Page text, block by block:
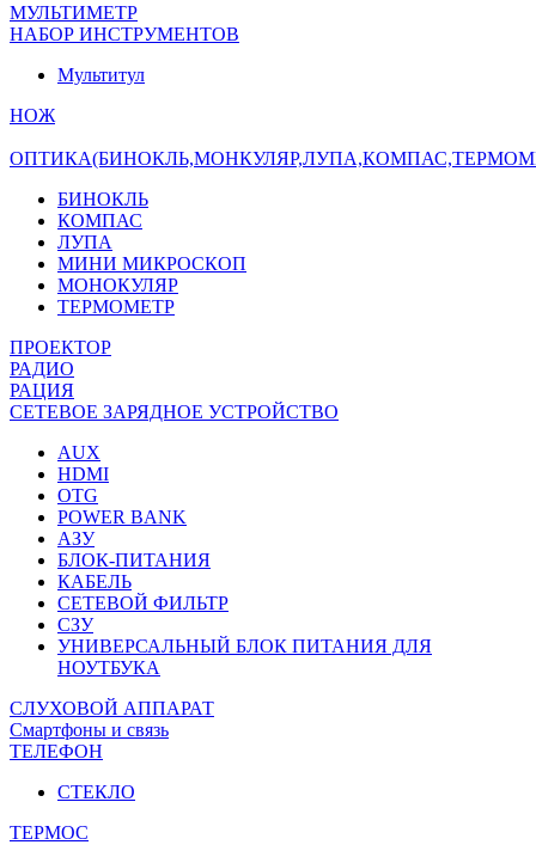
МУЛЬТИМЕТР
НАБОР ИНСТРУМЕНТОВ
Мультитул
НОЖ
БИНОКЛЬ
КОМПАС
ЛУПА
МИНИ МИКРОСКОП
МОНОКУЛЯР
ТЕРМОМЕТР
ПРОЕКТОР
РАДИО
РАЦИЯ
СЕТЕВОЕ ЗАРЯДНОЕ УСТРОЙСТВО
AUX
HDMI
OTG
POWER BANK
АЗУ
БЛОК-ПИТАНИЯ
КАБЕЛЬ
СЕТЕВОЙ ФИЛЬТР
СЗУ
УНИВЕРСАЛЬНЫЙ БЛОК ПИТАНИЯ ДЛЯ
НОУТБУКА
СЛУХОВОЙ АППАРАТ
Смартфоны и связь
ТЕЛЕФОН
СТЕКЛО
ТЕРМОС